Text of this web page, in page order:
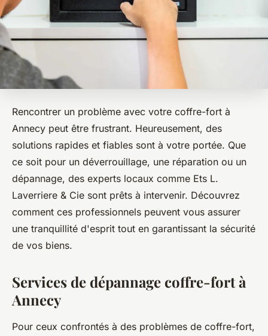
Rencontrer un problème avec votre coffre-fort à
Annecy peut être frustrant. Heureusement, des
solutions rapides et fiables sont à votre portée. Que
ce soit pour un déverrouillage, une réparation ou un
dépannage, des experts locaux comme Ets L.
Laverriere & Cie sont prêts à intervenir. Découvrez
comment ces professionnels peuvent vous assurer
une tranquillité d'esprit tout en garantissant la sécurité
de vos biens.
Services de dépannage coffre-fort à
Annecy
Pour ceux confrontés à des problèmes de coffre-fort,